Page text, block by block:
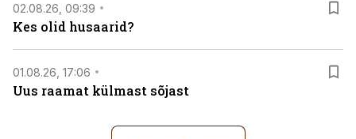
02.08.26, 09:39
Kes olid husaarid?
01.08.26, 17:06
Uus raamat külmast sõjast